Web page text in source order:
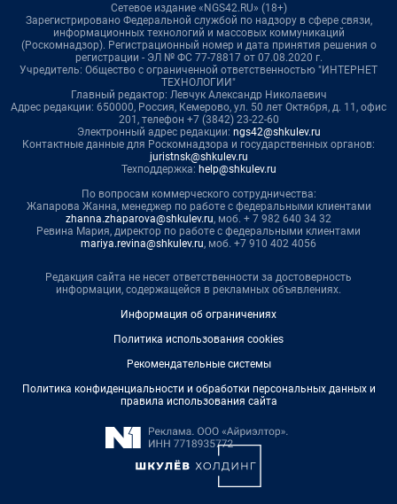
Сетевое издание «NGS42.RU» (18+)
Зарегистрировано Федеральной службой по надзору в сфере связи,
информационных технологий и массовых коммуникаций
(Роскомнадзор). Регистрационный номер и дата принятия решения о
регистрации - ЭЛ № ФС 77-78817 от 07.08.2020 г.
Учредитель: Общество с ограниченной ответственностью "ИНТЕРНЕТ
ТЕХНОЛОГИИ"
Главный редактор: Левчук Александр Николаевич
Адрес редакции: 650000, Россия, Кемерово, ул. 50 лет Октября, д. 11, офис
201, телефон +7 (3842) 23-22-60
Электронный адрес редакции: ngs42@shkulev.ru
Контактные данные для Роскомнадзора и государственных органов:
juristnsk@shkulev.ru
Техподдержка: help@shkulev.ru
По вопросам коммерческого сотрудничества:
Жапарова Жанна, менеджер по работе с федеральными клиентами
zhanna.zhaparova@shkulev.ru, моб. + 7 982 640 34 32
Ревина Мария, директор по работе с федеральными клиентами
mariya.revina@shkulev.ru, моб. +7 910 402 4056
Редакция сайта не несет ответственности за достоверность
информации, содержащейся в рекламных объявлениях.
Информация об ограничениях
Политика использования cookies
Рекомендательные системы
Политика конфиденциальности и обработки персональных данных и
правила использования сайта